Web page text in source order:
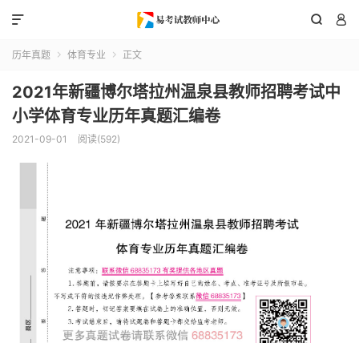
 

历年真题  体育专业  正文
2021年新疆博尔塔拉州温泉县教师招聘考试中
小学体育专业历年真题汇编卷
2021-09-01 阅读(592)